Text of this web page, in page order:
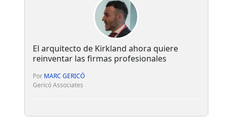
El arquitecto de Kirkland ahora quiere
reinventar las firmas profesionales
Por MARC GERICÓ
Gericó Associates